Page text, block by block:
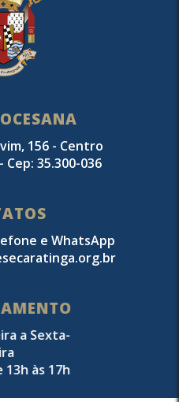
156 - Centro
35.300-036
e WhatsApp
a Sexta-
13h às 17h